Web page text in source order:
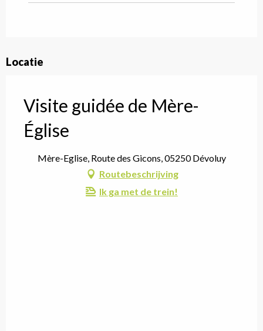
Vanaf28 juli 2026tot31 juli 2026
Locatie
Visite guidée de Mère-
Église
Mère-Eglise, Route des Gicons, 05250 Dévoluy
Routebeschrijving
Ik ga met de trein!